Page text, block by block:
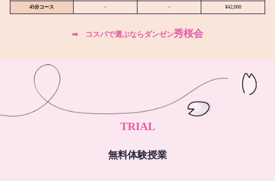
45分コース - - ¥42,000
➡︎ コスパで選ぶならダンゼン秀桜会
TRIAL
無料体験授業